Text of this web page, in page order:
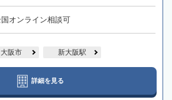
オンライン相談可
大阪市 新大阪駅
詳細を見る